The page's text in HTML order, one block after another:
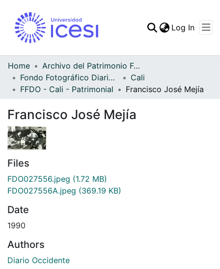
Statistics
Log In
Home
Archivo del Patrimonio Fotográfico y Fílmico del Valle del Cauca
Fondo Fotográfico Diario Occidente
Cali
FFDO - Cali - Patrimonial
Francisco José Mejía
Francisco José Mejía
Files
FDO027556.jpeg (1.72 MB)
FDO027556A.jpeg (369.19 KB)
Date
1990
Authors
Diario Occidente